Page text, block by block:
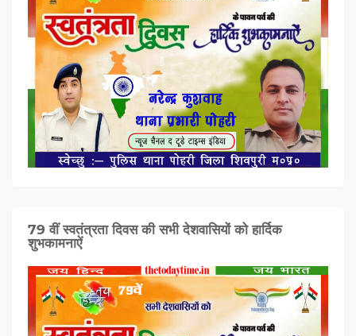
79 वीं स्वतंत्रता दिवस की सभी देशवासियों को हार्दिक
शुभकामनाऐं